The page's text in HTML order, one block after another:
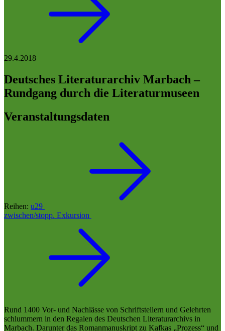
29.4.2018
Deutsches Literaturarchiv Marbach –
Rundgang durch die Literaturmuseen
Veranstaltungsdaten
Reihen: u29
zwischen/stopp. Exkursion
Rund 1400 Vor- und Nachlässe von Schriftstellern und Gelehrten
schlummern in den Regalen des Deutschen Literaturarchivs in
Marbach. Darunter das Romanmanuskript zu Kafkas „Prozess“ und